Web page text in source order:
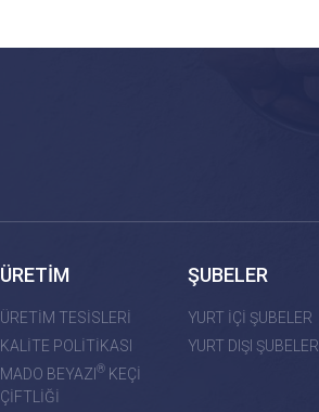
ÜRETİM
ÜRETİM TESİSLERİ
KALİTE POLİTİKASI
MADO BEYAZI®KEÇİ
ÇİFTLİĞİ
ŞUBELER
YURT İÇİ ŞUBELER
YURT DIŞI ŞUBELER